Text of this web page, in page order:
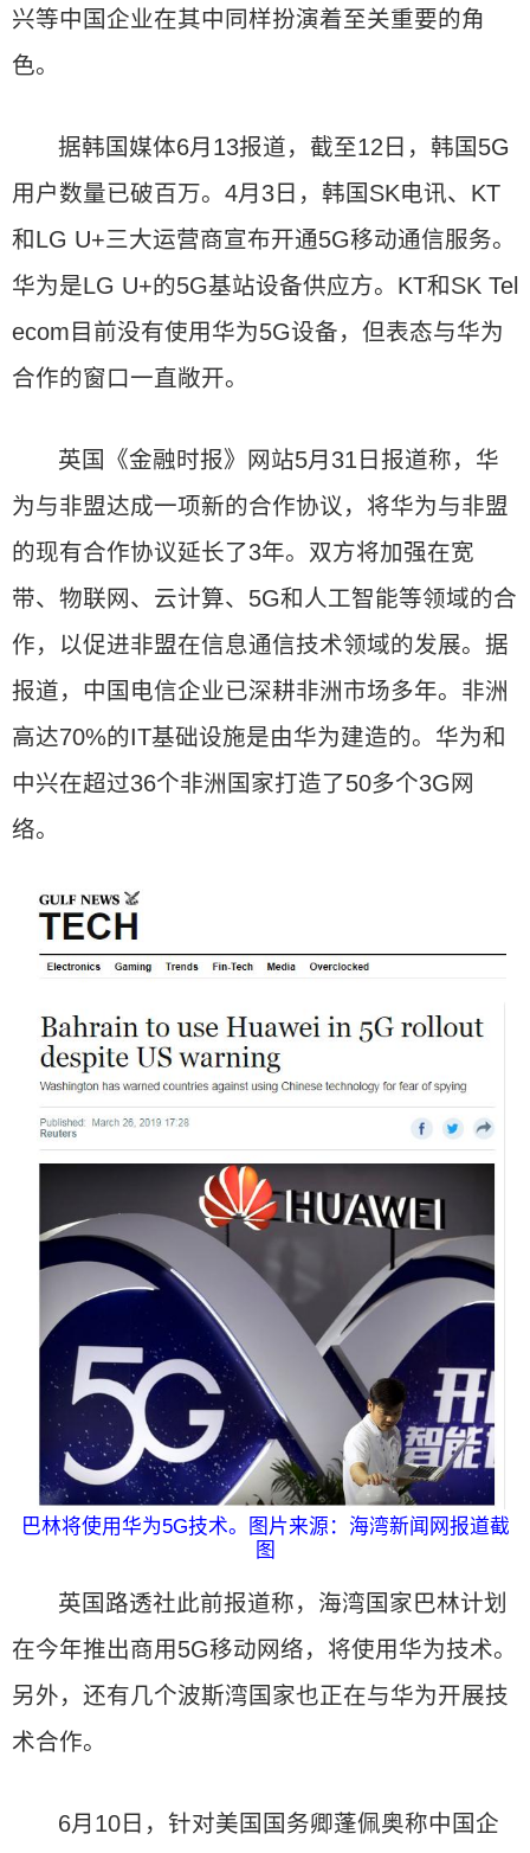
兴等中国企业在其中同样扮演着至关重要的角
色。
据韩国媒体6月13报道，截至12日，韩国5G
用户数量已破百万。4月3日，韩国SK电讯、KT
和LG U+三大运营商宣布开通5G移动通信服务。
华为是LG U+的5G基站设备供应方。KT和SK Tel
ecom目前没有使用华为5G设备，但表态与华为
合作的窗口一直敞开。
英国《金融时报》网站5月31日报道称，华
为与非盟达成一项新的合作协议，将华为与非盟
的现有合作协议延长了3年。双方将加强在宽
带、物联网、云计算、5G和人工智能等领域的合
作，以促进非盟在信息通信技术领域的发展。据
报道，中国电信企业已深耕非洲市场多年。非洲
高达70%的IT基础设施是由华为建造的。华为和
中兴在超过36个非洲国家打造了50多个3G网
络。
巴林将使用华为5G技术。图片来源：海湾新闻网报道截
图
英国路透社此前报道称，海湾国家巴林计划
在今年推出商用5G移动网络，将使用华为技术。
另外，还有几个波斯湾国家也正在与华为开展技
术合作。
6月10日，针对美国国务卿蓬佩奥称中国企